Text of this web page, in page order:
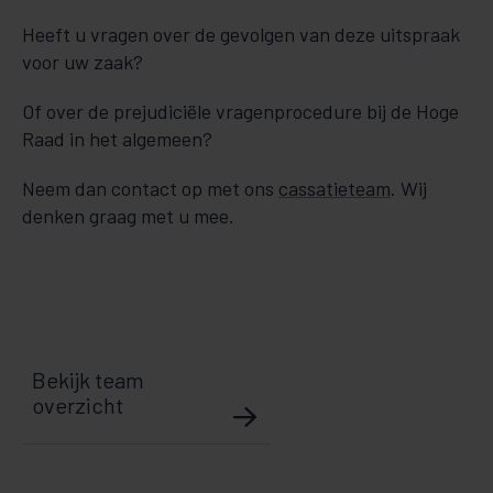
Heeft u vragen over de gevolgen van deze uitspraak
voor uw zaak?
Of over de prejudiciële vragenprocedure bij de Hoge
Raad in het algemeen?
Neem dan contact op met ons cassatieteam. Wij
denken graag met u mee.
Bekijk team
overzicht